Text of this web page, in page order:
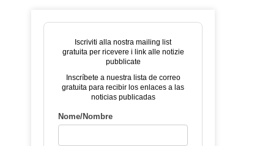
Iscriviti alla nostra mailing list
gratuita per ricevere i link alle notizie
pubblicate
Inscríbete a nuestra lista de correo
gratuita para recibir los enlaces a las
noticias publicadas
Nome/Nombre